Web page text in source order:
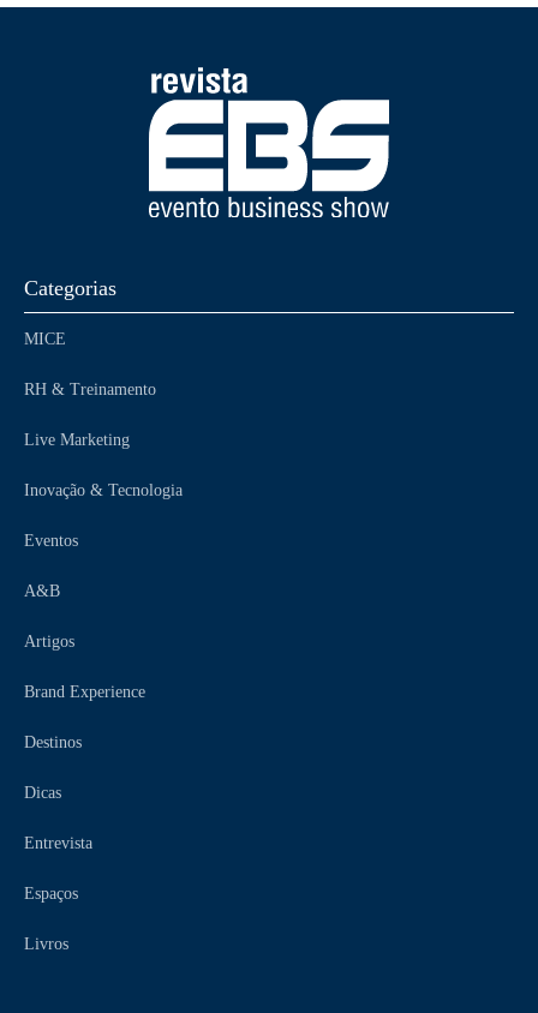
Categorias
MICE
RH & Treinamento
Live Marketing
Inovação & Tecnologia
Eventos
A&B
Artigos
Brand Experience
Destinos
Dicas
Entrevista
Espaços
Livros